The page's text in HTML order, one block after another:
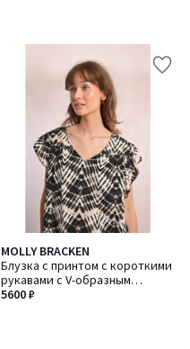
MOLLY BRACKEN
Блузка с принтом с короткими
рукавами с V-образным
вырезом
5600 ₽